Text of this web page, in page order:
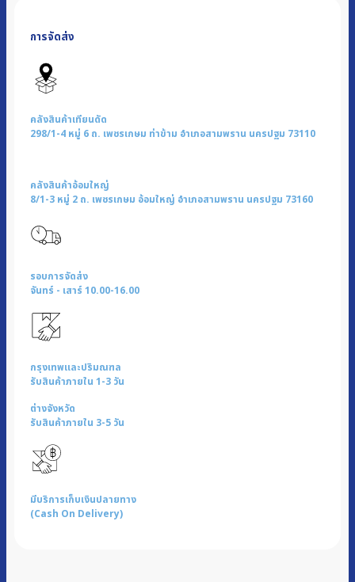
ส
แตน
เลส
3
หัว
|
3004
การจัดส่ง
คลังสินค้าเทียนดัด
298/1-4 หมู่ 6 ถ. เพชรเกษม ท่าข้าม อำเภอสามพราน นครปฐม 73110
คลังสินค้าอ้อมใหญ่
8/1-3 หมู่ 2 ถ. เพชรเกษม อ้อมใหญ่ อำเภอสามพราน นครปฐม 73160
รอบการจัดส่ง
จันทร์ - เสาร์ 10.00-16.00
กรุงเทพและปริมณฑล
รับสินค้าภายใน 1-3 วัน
ต่างจังหวัด
รับสินค้าภายใน 3-5 วัน
มีบริการเก็บเงินปลายทาง
(Cash On Delivery)